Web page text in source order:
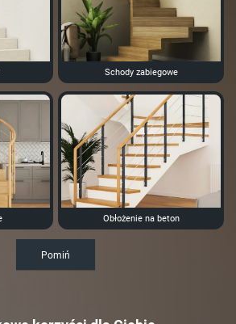
Schody zabiegowe
Obłożenie na beton
Pomiń